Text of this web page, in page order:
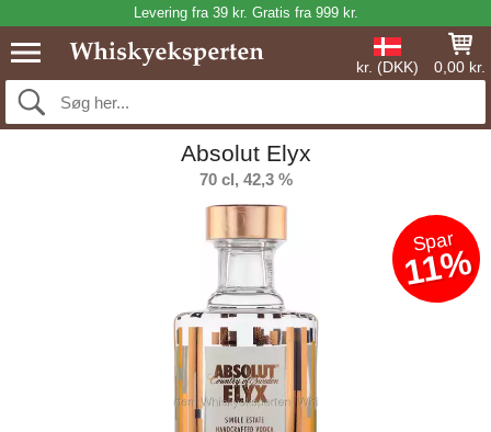
Levering fra 39 kr. Gratis fra 999 kr.
kr. (DKK) 0,00 kr.
Absolut Elyx
70 cl, 42,3 %
Spar
11%